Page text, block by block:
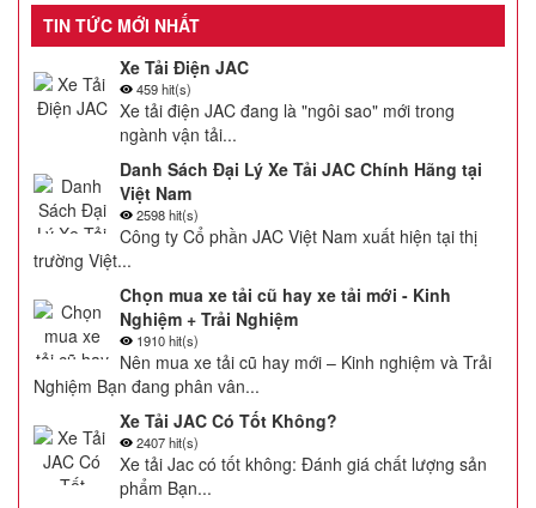
TIN TỨC MỚI NHẤT
Xe Tải Điện JAC
459 hit(s)
Xe tải điện JAC đang là "ngôi sao" mới trong
ngành vận tải...
Danh Sách Đại Lý Xe Tải JAC Chính Hãng tại
Việt Nam
2598 hit(s)
Công ty Cổ phần JAC Việt Nam xuất hiện tại thị
trường Việt...
Chọn mua xe tải cũ hay xe tải mới - Kinh
Nghiệm + Trải Nghiệm
1910 hit(s)
Nên mua xe tải cũ hay mới – Kinh nghiệm và Trải
Nghiệm Bạn đang phân vân...
Xe Tải JAC Có Tốt Không?
2407 hit(s)
Xe tải Jac có tốt không: Đánh giá chất lượng sản
phẩm Bạn...